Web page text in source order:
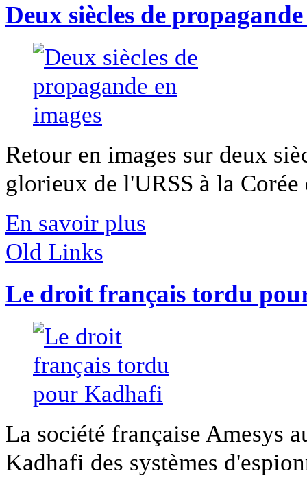
Deux siècles de
Retour en images sur deux
glorieux de l'URSS à la
En savoir plus
Old Links
Le droit français tordu
La société française Amesys
Kadhafi des systèmes